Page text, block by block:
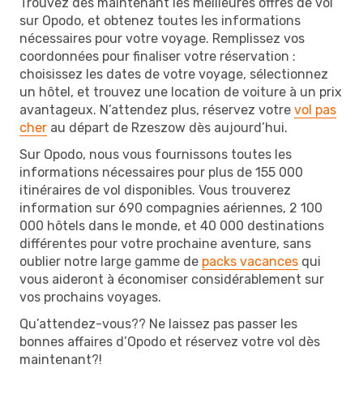
sur Opodo, et obtenez toutes les informations
nécessaires pour votre voyage. Remplissez vos
coordonnées pour finaliser votre réservation :
choisissez les dates de votre voyage, sélectionnez
un hôtel, et trouvez une location de voiture à un prix
avantageux. N’attendez plus, réservez votre vol pas
cher au départ de Rzeszow dès aujourd’hui.
Sur Opodo, nous vous fournissons toutes les
informations nécessaires pour plus de 155 000
itinéraires de vol disponibles. Vous trouverez
information sur 690 compagnies aériennes, 2 100
000 hôtels dans le monde, et 40 000 destinations
différentes pour votre prochaine aventure, sans
oublier notre large gamme de packs vacances qui
vous aideront à économiser considérablement sur
vos prochains voyages.
Qu’attendez-vous?? Ne laissez pas passer les
bonnes affaires d’Opodo et réservez votre vol dès
maintenant?!